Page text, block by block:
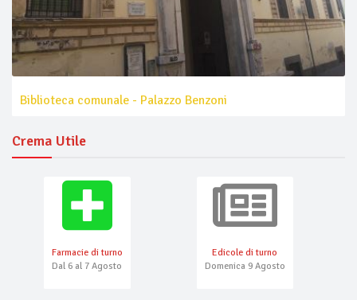
Biblioteca comunale - Palazzo Benzoni
Crema Utile
Farmacie di turno
Dal 6 al 7 Agosto
Edicole di turno
Domenica 9 Agosto